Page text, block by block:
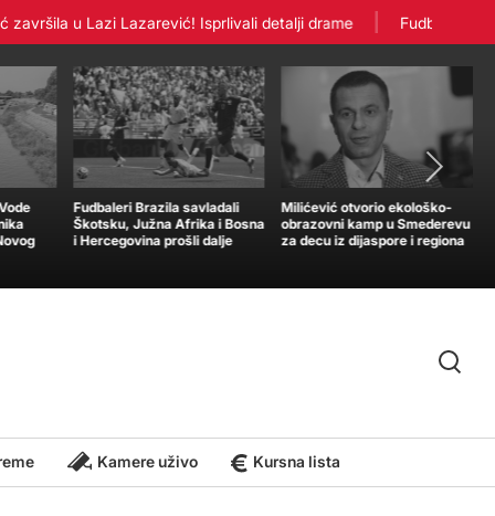
u Lazi Lazarević! Isprlivali detalji drame Fudbaleri
Fudbaleri Brazila savladali
Škotsku, Južna Afrika i Bosna
i Hercegovina prošli dalje
Milićević otvorio ekološko-
obrazovni kamp u Smederevu
za decu iz dijaspore i regiona
Kamere uživo Kursna lista